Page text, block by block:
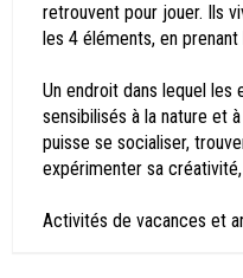
retrouvent pour jouer. Ils
les 4 éléments, en
Un endroit dans lequel
sensibilisés à la nature et
puisse se socialiser,
expérimenter sa
Activités de vacances et